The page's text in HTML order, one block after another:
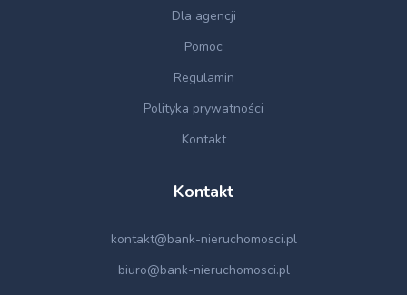
Dla agencji
Pomoc
Regulamin
Polityka prywatności
Kontakt
Kontakt
kontakt@bank-nieruchomosci.pl
biuro@bank-nieruchomosci.pl